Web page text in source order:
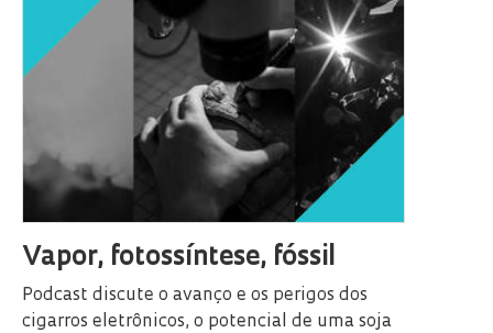
Vapor, fotossíntese, fóssil
Podcast discute o avanço e os perigos dos
cigarros eletrônicos, o potencial de uma soja